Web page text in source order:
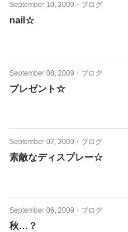
September 10, 2009 ・ ブログ
nail☆
September 08, 2009 ・ ブログ
プレゼント☆
September 07, 2009 ・ ブログ
素敵なディスプレー☆
September 06, 2009 ・ ブログ
秋…？